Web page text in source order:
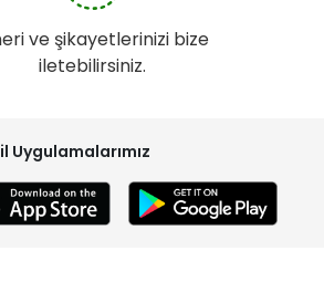
ve şikayetlerinizi bize
iletebilirsiniz.
Uygulamalarımız